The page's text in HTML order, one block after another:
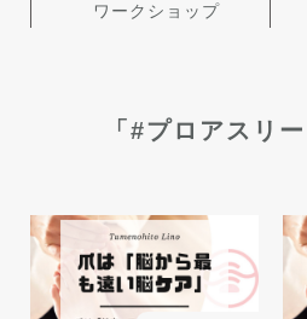
ワークショップ
「#プロアスリ